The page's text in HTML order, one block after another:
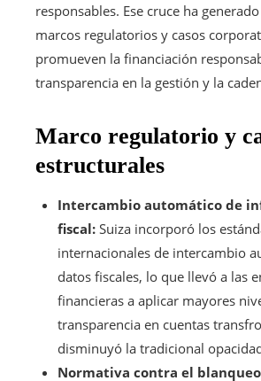
responsables. Ese cruce ha
marcos regulatorios y casos
promueven la financiación
transparencia en la gestión y la
Marco regulatorio y
estructurales
Intercambio automático de
fiscal: Suiza incorporó los
internacionales de intercambio
datos fiscales, lo que llevó a las
financieras a aplicar mayores
transparencia en cuentas
disminuyó la tradicional
Normativa contra el